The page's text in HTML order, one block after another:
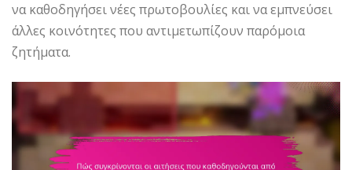
να καθοδηγήσει νέες πρωτοβουλίες και να εμπνεύσει
άλλες κοινότητες που αντιμετωπίζουν παρόμοια
ζητήματα.